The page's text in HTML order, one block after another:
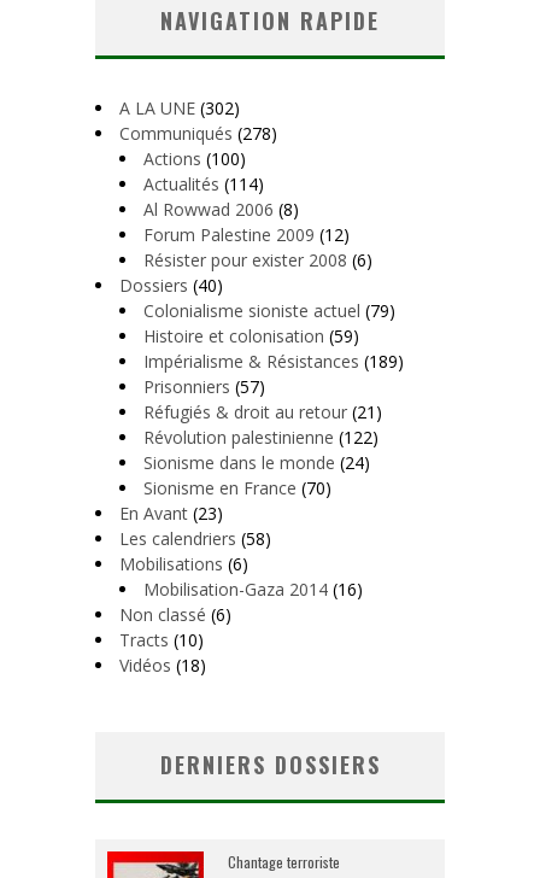
NAVIGATION RAPIDE
A LA UNE (302)
Communiqués (278)
Actions (100)
Actualités (114)
Al Rowwad 2006 (8)
Forum Palestine 2009 (12)
Résister pour exister 2008 (6)
Dossiers (40)
Colonialisme sioniste actuel (79)
Histoire et colonisation (59)
Impérialisme & Résistances (189)
Prisonniers (57)
Réfugiés & droit au retour (21)
Révolution palestinienne (122)
Sionisme dans le monde (24)
Sionisme en France (70)
En Avant (23)
Les calendriers (58)
Mobilisations (6)
Mobilisation-Gaza 2014 (16)
Non classé (6)
Tracts (10)
Vidéos (18)
DERNIERS DOSSIERS
Chantage terroriste